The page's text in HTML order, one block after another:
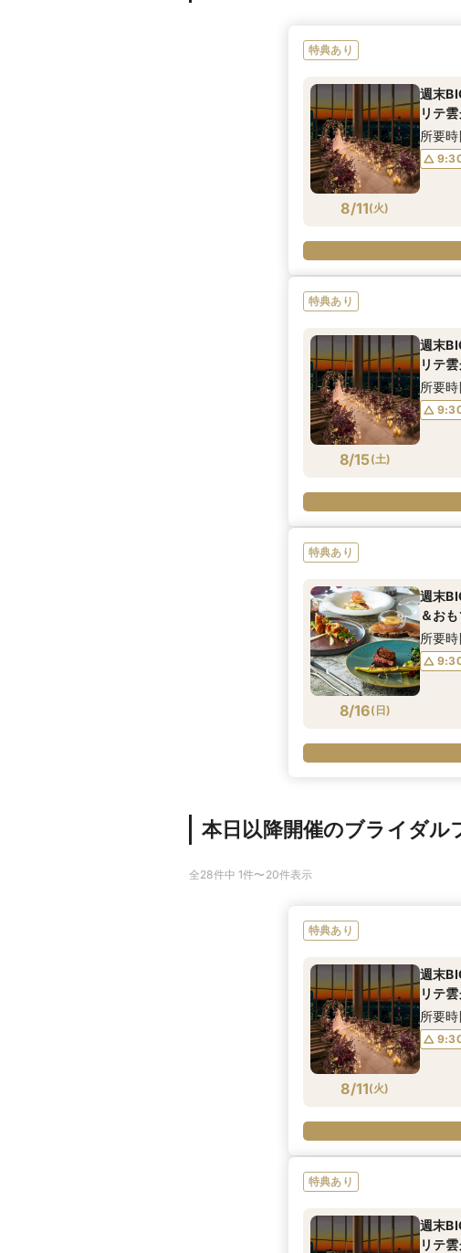
特典あり
8/11(火)
週末
リテ
所要
特典あり
8/15(土)
週末
リテ
所要
特典あり
8/16( 日)
週末
＆お
所要
本日以降開催のブライダル
全28件中 1件〜20件表示
特典あり
8/11(火)
週末
リテ
所要
特典あり
週末
リテ